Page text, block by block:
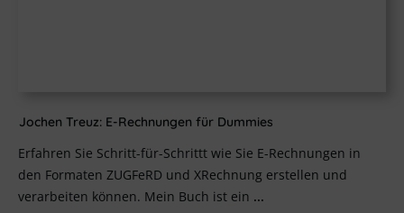
Jochen Treuz: E-Rechnungen für Dummies
Erfahren Sie Schritt-für-Schrittt wie Sie E-Rechnungen in
den Formaten ZUGFeRD und XRechnung erstellen und
verarbeiten können. Mein Buch ist ein ...